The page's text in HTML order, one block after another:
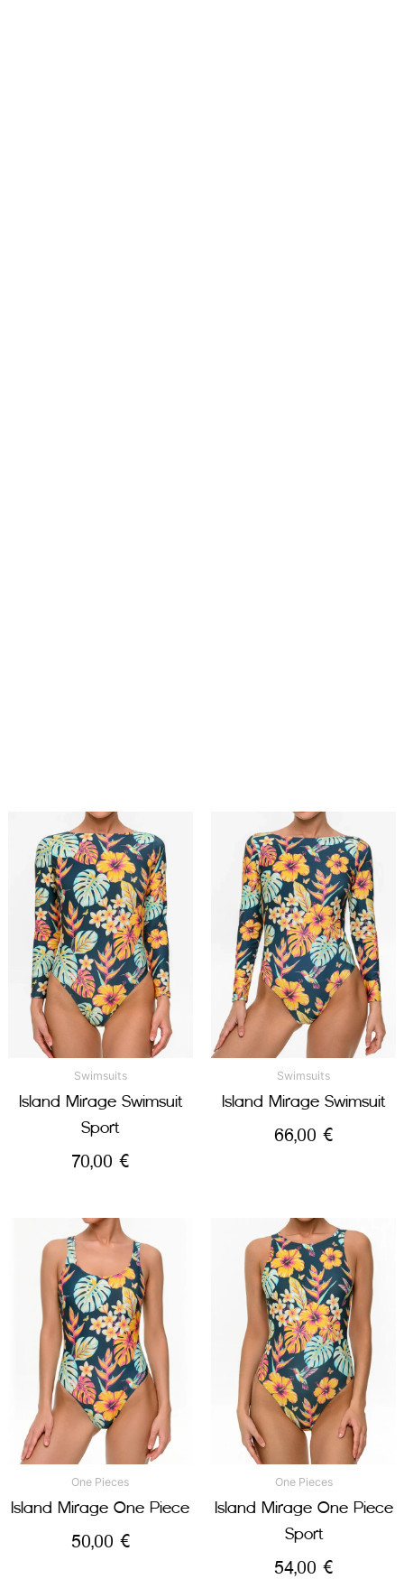
Swimsuits
Island Mirage Swimsuit
Sport
70,00€
Swimsuits
Island Mirage Swimsuit
66,00€
One Pieces
Island Mirage One Piece
50,00 €
One Pieces
Island Mirage One Piece
Sport
54,00€